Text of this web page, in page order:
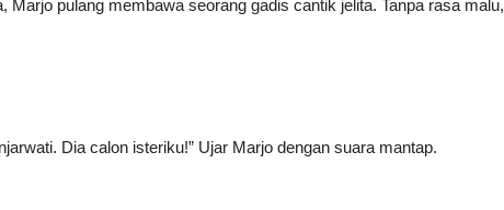
Marjo pulang membawa seorang gadis cantik jelita. Tanpa rasa malu,
Dia calon isteriku!” Ujar Marjo dengan suara mantap.